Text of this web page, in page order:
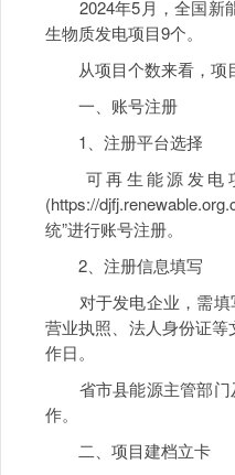
2024年5月，全国新能
生物质发电项目9个。
从项目个数来看，项
一、账号注册
1、注册平台选择
可再生能源发电项
(https://
统”进行账号注册。
2、注册信息填写
对于发电企业，需填
营业执照、法人身份证
作日。
省市县能源主管部门
作。
二、项目建档立卡